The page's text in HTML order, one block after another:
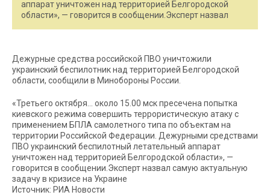
аппарат уничтожен над территорией Белгородской
области», — говорится в сообщении.Эксперт назвал
Дежурные средства российской ПВО уничтожили
украинский беспилотник над территорией Белгородской
области, сообщили в Минобороны России.
«Третьего октября… около 15.00 мск пресечена попытка
киевского режима совершить террористическую атаку c
применением БПЛА самолетного типа по объектам на
территории Российской Федерации. Дежурными средствами
ПВО украинский беспилотный летательный аппарат
уничтожен над территорией Белгородской области», —
говорится в сообщении.Эксперт назвал самую актуальную
задачу в кризисе на Украине
Источник: РИА Новости